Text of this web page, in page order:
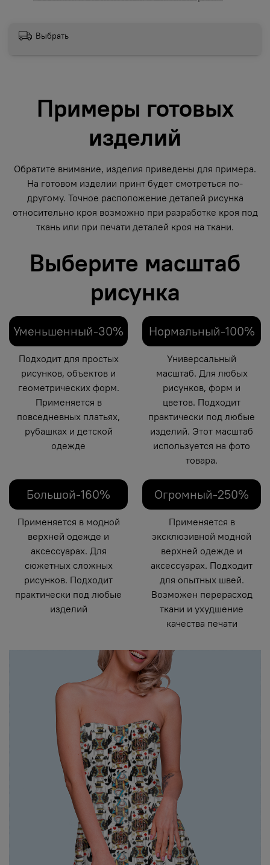
Выбрать
Примеры готовых
изделий
Обратите внимание, изделия приведены для примера.
На готовом изделии принт будет смотреться по-
другому. Точное расположение деталей рисунка
относительно кроя возможно при разработке кроя под
ткань или при печати деталей кроя на ткани.
Выберите масштаб
рисунка
Уменьшенный-30%
Подходит для простых
рисунков, объектов и
геометрических форм.
Применяется в
повседневных платьях,
рубашках и детской
одежде
Нормальный-100%
Универсальный
масштаб. Для любых
рисунков, форм и
цветов. Подходит
практически под любые
изделий. Этот масштаб
используется на фото
товара.
Большой-160%
Применяется в модной
верхней одежде и
аксессуарах. Для
сюжетных сложных
рисунков. Подходит
практически под любые
изделий
Огромный-250%
Применяется в
эксклюзивной модной
верхней одежде и
аксессуарах. Подходит
для опытных швей.
Возможен перерасход
ткани и ухудшение
качества печати